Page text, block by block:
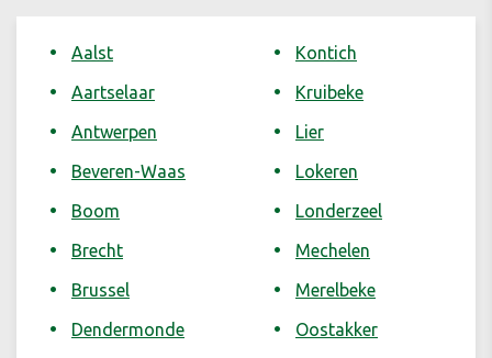
Aalst
Aartselaar
Antwerpen
Beveren-Waas
Boom
Brecht
Brussel
Dendermonde
Kontich
Kruibeke
Lier
Lokeren
Londerzeel
Mechelen
Merelbeke
Oostakker